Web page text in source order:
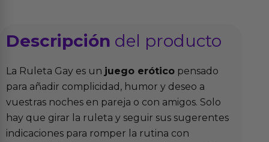
Descripción del producto
La Ruleta Gay es un juego erótico pensado
para añadir complicidad, humor y deseo a
vuestras noches en pareja o con amigos. Solo
hay que girar la ruleta y seguir sus sugerentes
indicaciones para romper la rutina con